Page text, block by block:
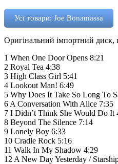
Усі товари: Joe Bonamassa
Оригінальний імпортний
1 When One Door Opens 8:21
2 Royal Tea 4:38
3 High Class Girl 5:41
4 Lookout Man! 6:49
5 Why Does It Take So Long To
6 A Conversation With Alice 7:35
7 I Didn’t Think She Would Do It
8 Beyond The Silence 7:14
9 Lonely Boy 6:33
10 Cradle Rock 5:16
11 Walk In My Shadow 4:29
12 A New Day Yesterday /